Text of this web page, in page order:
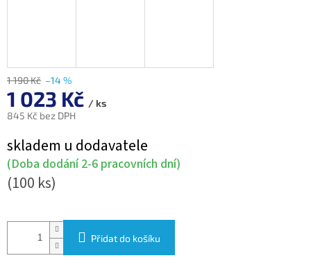
1 190 Kč –14 %
1 023 Kč / ks
845 Kč bez DPH
cena:
skladem u dodavatele
(Doba dodání 2-6 pracovních dní)
(100 ks)
Přidat do košíku